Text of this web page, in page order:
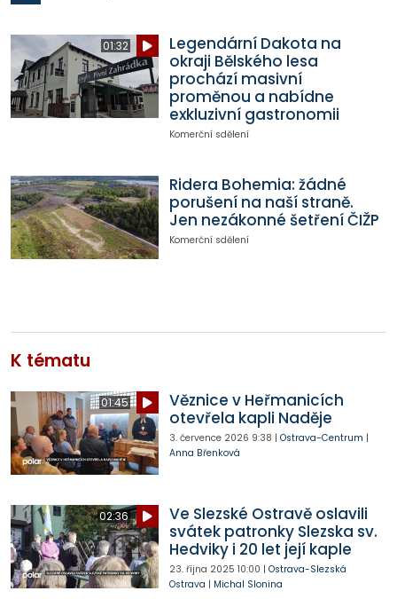
01:32
Legendární Dakota na
okraji Bělského lesa
prochází masivní
proměnou a nabídne
exkluzivní gastronomii
Komerční sdělení
Ridera Bohemia: žádné
porušení na naší straně.
Jen nezákonné šetření ČIŽP
Komerční sdělení
K tématu
01:45
Věznice v Heřmanicích
otevřela kapli Naděje
3. července 2026 9:38 | Ostrava-Centrum |
Anna Břenková
02:36
Ve Slezské Ostravě oslavili
svátek patronky Slezska sv.
Hedviky i 20 let její kaple
23. října 2025 10:00 | Ostrava-Slezská
Ostrava | Michal Slonina